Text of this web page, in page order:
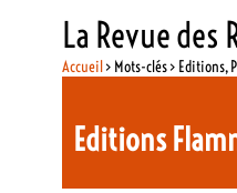
La Revue des
Accueil> Mots-clés > Editions,
Editions